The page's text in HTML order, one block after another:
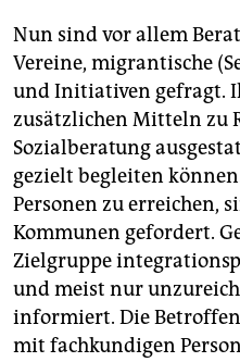
Nun sind vor allem
Vereine, migrantische
und Initiativen gefragt.
zusätzlichen Mitteln zu
Sozialberatung
gezielt begleiten
Personen zu erreichen,
Kommunen gefordert.
Zielgruppe
und meist nur
informiert. Die
mit fachkundigen